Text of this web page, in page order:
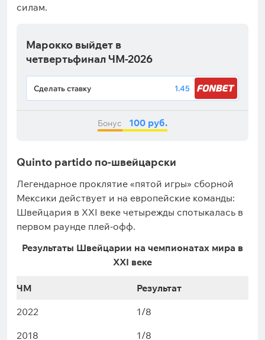
силам.
Марокко выйдет в
четвертьфинал ЧМ-2026
Бонус 100 руб.
Сделать ставку 1.45
Quinto partido по-швейцарски
Легендарное проклятие «пятой игры» сборной
Мексики действует и на европейские команды:
Швейцария в XXI веке четырежды спотыкалась в
первом раунде плей-офф.
Результаты Швейцарии на чемпионатах мира в
XXI веке
ЧМ
Результат
2022
1/8
2018
1/8